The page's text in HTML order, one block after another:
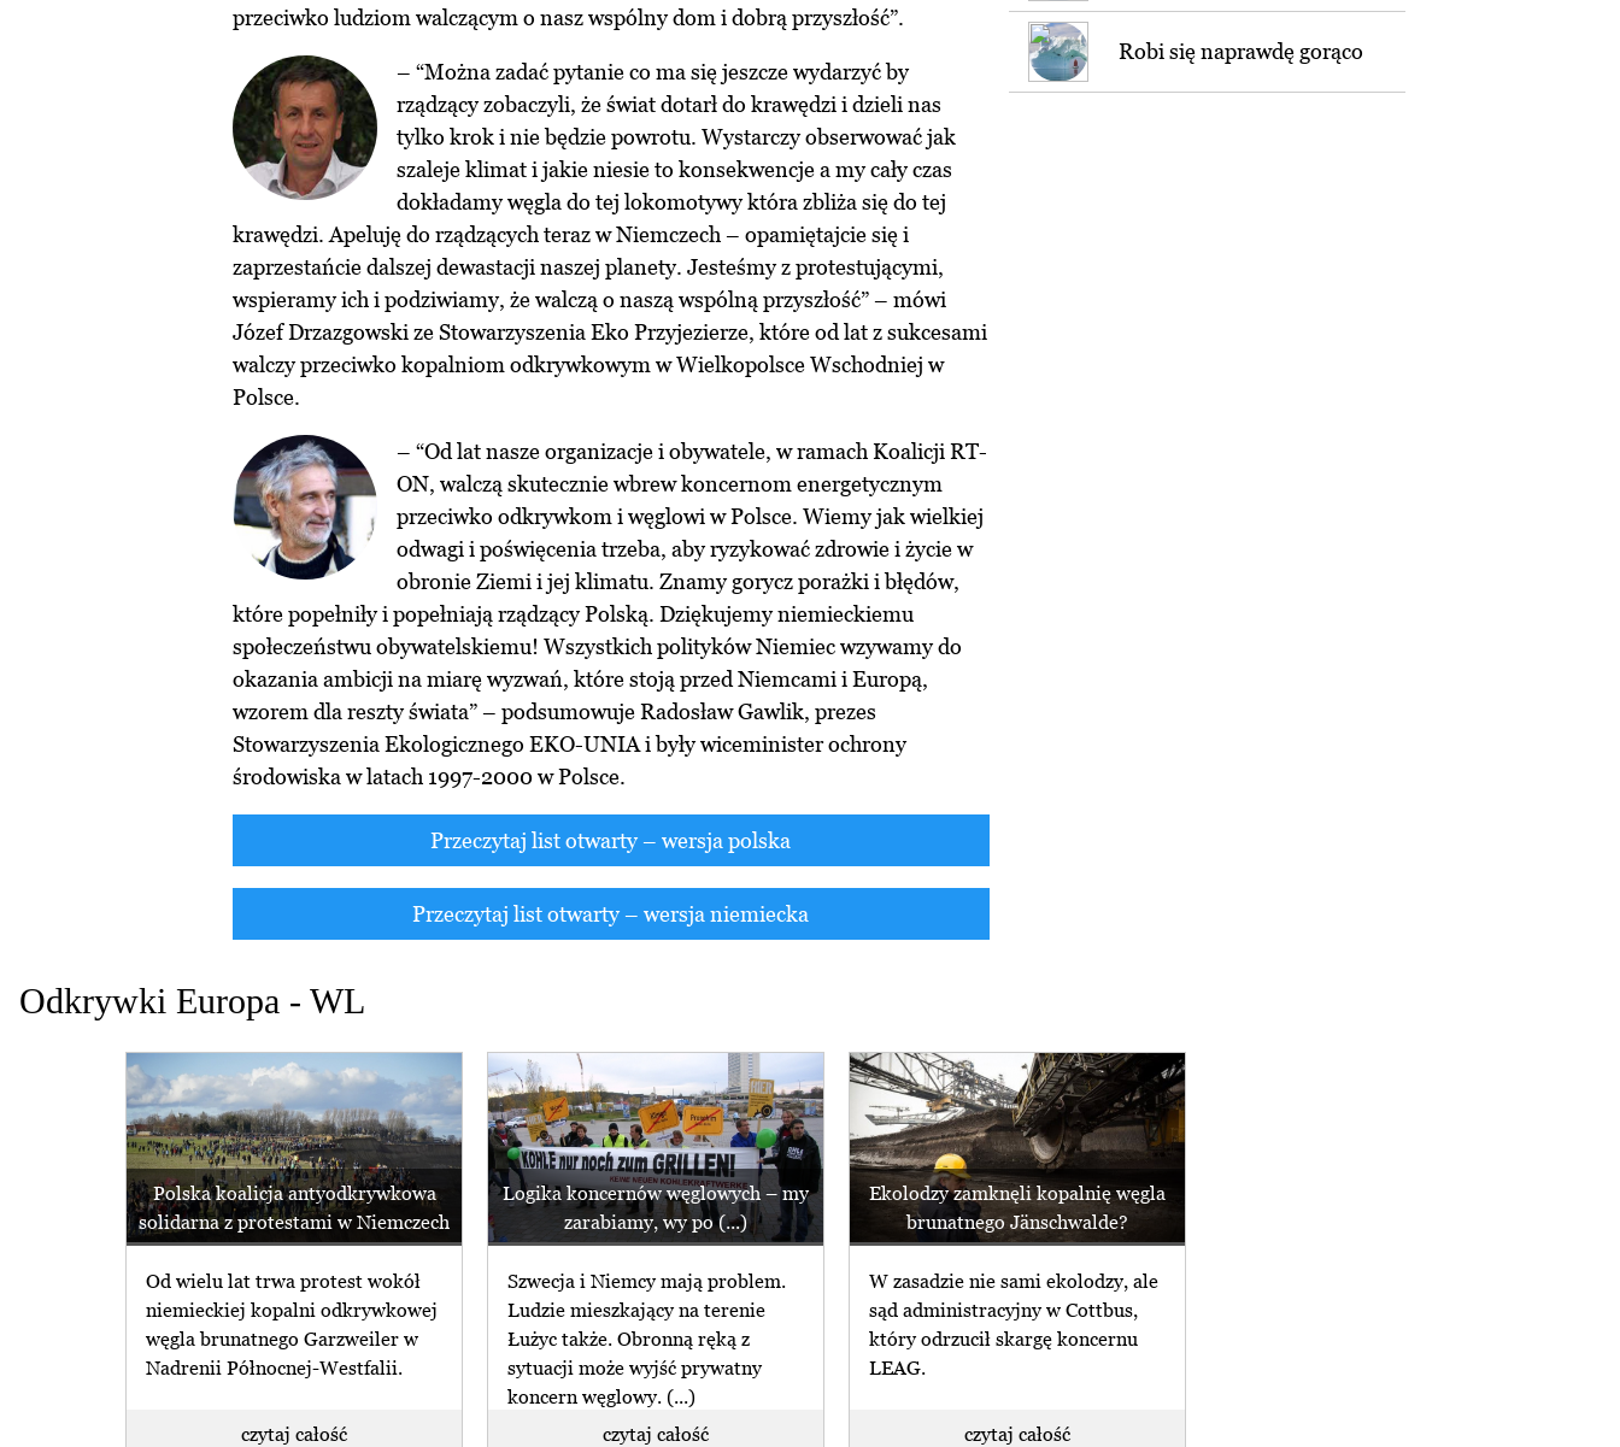
przeciwko ludziom walczącym o nasz wspólny dom i dobrą przyszłość”.
– “Można zadać pytanie co ma się jeszcze wydarzyć by
rządzący zobaczyli, że świat dotarł do krawędzi i dzieli nas
tylko krok i nie będzie powrotu. Wystarczy obserwować jak
szaleje klimat i jakie niesie to konsekwencje a my cały czas
dokładamy węgla do tej lokomotywy która zbliża się do tej
krawędzi. Apeluję do rządzących teraz w Niemczech – opamiętajcie się i
zaprzestańcie dalszej dewastacji naszej planety. Jesteśmy z protestującymi,
wspieramy ich i podziwiamy, że walczą o naszą wspólną przyszłość” – mówi
Józef Drzazgowski ze Stowarzyszenia Eko Przyjezierze, które od lat z sukcesami
walczy przeciwko kopalniom odkrywkowym w Wielkopolsce Wschodniej w
Polsce.
– “Od lat nasze organizacje i obywatele, w ramach Koalicji RT-
ON, walczą skutecznie wbrew koncernom energetycznym
przeciwko odkrywkom i węglowi w Polsce. Wiemy jak wielkiej
odwagi i poświęcenia trzeba, aby ryzykować zdrowie i życie w
obronie Ziemi i jej klimatu. Znamy gorycz porażki i błędów,
które popełniły i popełniają rządzący Polską. Dziękujemy niemieckiemu
społeczeństwu obywatelskiemu! Wszystkich polityków Niemiec wzywamy do
okazania ambicji na miarę wyzwań, które stoją przed Niemcami i Europą,
wzorem dla reszty świata” – podsumowuje Radosław Gawlik, prezes
Stowarzyszenia Ekologicznego EKO-UNIA i były wiceminister ochrony
środowiska w latach 1997-2000 w Polsce.
Przeczytaj list otwarty – wersja polska
Przeczytaj list otwarty – wersja niemiecka
Robi się naprawdę gorąco
Odkrywki Europa - WL
Polska koalicja antyodkrywkowa
solidarna z protestami w Niemczech
Od wielu lat trwa protest wokół
niemieckiej kopalni odkrywkowej
węgla brunatnego Garzweiler w
Nadrenii Północnej-Westfalii.
czytaj całość
Logika koncernów węglowych – my
zarabiamy, wy po (...)
Szwecja i Niemcy mają problem.
Ludzie mieszkający na terenie
Łużyc także. Obronną ręką z
sytuacji może wyjść prywatny
koncern węglowy. (...)
czytaj całość
Ekolodzy zamknęli kopalnię węgla
brunatnego Jänschwalde?
W zasadzie nie sami ekolodzy, ale
sąd administracyjny w Cottbus,
który odrzucił skargę koncernu
LEAG.
czytaj całość